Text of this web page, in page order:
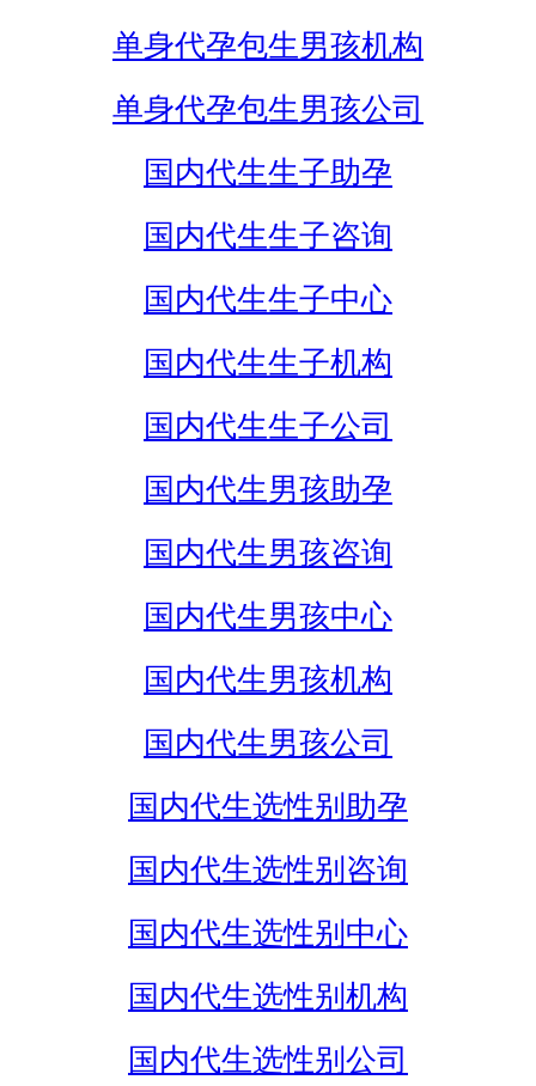
单身代孕包生男孩机构
单身代孕包生男孩公司
国内代生生子助孕
国内代生生子咨询
国内代生生子中心
国内代生生子机构
国内代生生子公司
国内代生男孩助孕
国内代生男孩咨询
国内代生男孩中心
国内代生男孩机构
国内代生男孩公司
国内代生选性别助孕
国内代生选性别咨询
国内代生选性别中心
国内代生选性别机构
国内代生选性别公司